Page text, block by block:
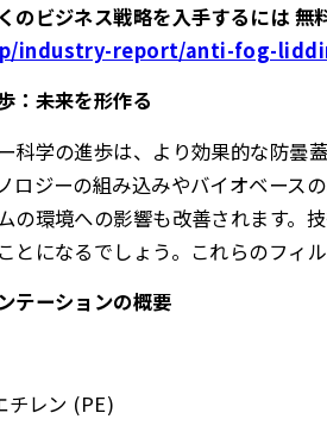
のビジネス戦略を入手するには 無
industry-report/anti-fog-
：未来を形作る
科学の進歩は、より効果的な防曇
ロジーの組み込みやバイオベース
の環境への影響も改善されます。
とになるでしょう。これらのフィ
テーションの概要
チレン (PE)